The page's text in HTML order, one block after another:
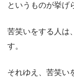
というものが挙げ
苦笑いをする人は
す。
それゆえ、苦笑い